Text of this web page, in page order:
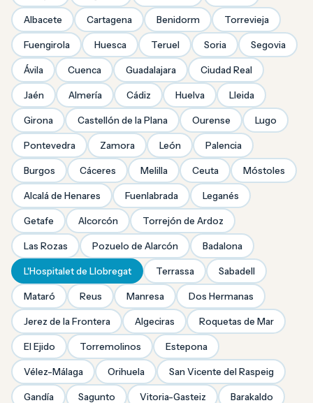
Albacete Cartagena Benidorm Torrevieja
Fuengirola Huesca Teruel Soria Segovia
Ávila Cuenca Guadalajara Ciudad Real
Jaén Almería Cádiz Huelva Lleida
Girona Castellón de la Plana Ourense Lugo
Pontevedra Zamora León Palencia
Burgos Cáceres Melilla Ceuta Móstoles
Alcalá de Henares Fuenlabrada Leganés
Getafe Alcorcón Torrejón de Ardoz
Las Rozas Pozuelo de Alarcón Badalona
L'Hospitalet de Llobregat Terrassa Sabadell
Mataró Reus Manresa Dos Hermanas
Jerez de la Frontera Algeciras Roquetas de Mar
El Ejido Torremolinos Estepona
Vélez-Málaga Orihuela San Vicente del Raspeig
Gandía Sagunto Vitoria-Gasteiz Barakaldo